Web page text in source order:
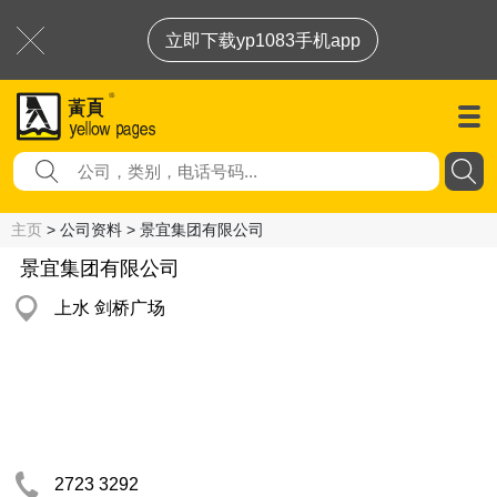
立即下载yp1083手机app
主页 > 公司资料 > 景宜集团有限公司
景宜集团有限公司
上水 剑桥广场
2723 3292